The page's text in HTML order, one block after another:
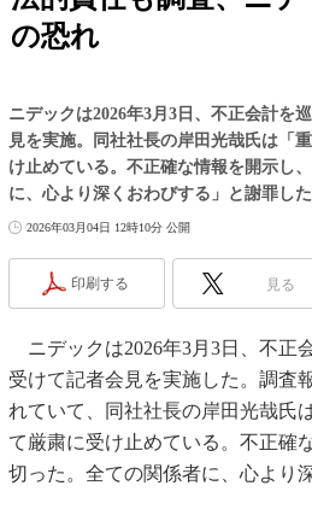
世界を
踊るバ
製品分
光伝送
“異端児
改革、
イノベ
JASA発
IHSア
の恐れ
ニデックは2026年3月3日、不正会計を
見を実施。同社社長の岸田光哉氏は「
け止めている。不正確な情報を開示し
に、心より深くおわびする」と謝罪した
2026年03月04日 12時10分 公開
印刷する 見る
ニデックは2026年3月3日、不正
受けて記者会見を実施した。調査
れていて、同社社長の岸田光哉氏
て厳粛に受け止めている。不正確
切った。全ての関係者に、心より